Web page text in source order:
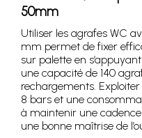
50mm
Utiliser les agrafes WC
mm permet de fixer
sur palette en
une capacité de 140
rechargements. Exploiter
8 bars et une
à maintenir une
une bonne maîtrise de